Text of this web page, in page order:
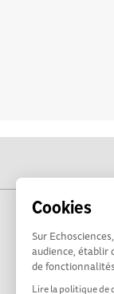
Cookies
Sur
audience, établir
de
Lire la politique